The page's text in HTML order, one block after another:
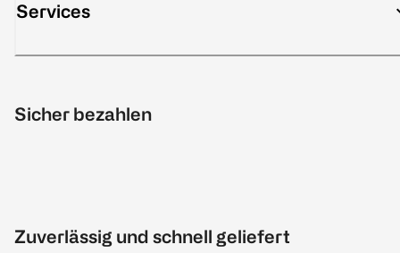
Services
Sicher bezahlen
Zuverlässig und schnell geliefert